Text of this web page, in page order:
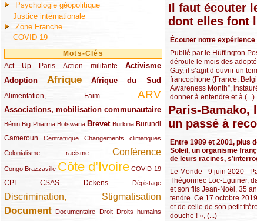
Psychologie géopolitique
Justice internationale
Zone Franche
COVID-19
Mots-Clés
Act Up Paris
(49/289) Action militante
(32/289) Activisme
(73/289)
Adoption
(82/289) Afrique
(161/289) Afrique du Sud
(73/289)
Alimentation, Faim
(48/289) ARV
(203/289)
Associations, mobilisation communautaire
(65/289)
Bénin
(13/289)Big Pharma
(16/289) Botswana
(9/289) Brevet
(83/289) Burkina
(18/289) Burundi
(30/289)
Cameroun
(47/289) Centrafrique
(23/289) Changements climatiques
(10/289)
Colonialisme, racisme
(19/289) Conférence
(118/289)
Congo Brazzaville
(24/289) Côte d’Ivoire
(263/289) COVID-19
(13/289)
CPI
(48/289) CSAS
(32/289) Dekens
(29/289) Dépistage
(19/289)
Discrimination, Stigmatisation
(131/289)
Document
(145/289) Documentaire
(9/289) Droit
(20/289) Droits humains
(22/289)
Il faut écouter
dont elles font
Écouter notre
Publié par le Huffington
déroule le mois des
Gay, il s’agit d’ouvrir un
francophone (France,
Awareness Month”,
donner à entendre et à (...)
Paris-Bamako,
un passé à
Entre 1989 et 2001, plus
Soleil, un organisme
de leurs racines,
Le Monde - 9 juin 2020 -
Thégonnec Loc-Eguiner,
et son fils Jean-Noël, 35
tendre. Ce 17 octobre
et de celle de son petit
douche ! », (...)